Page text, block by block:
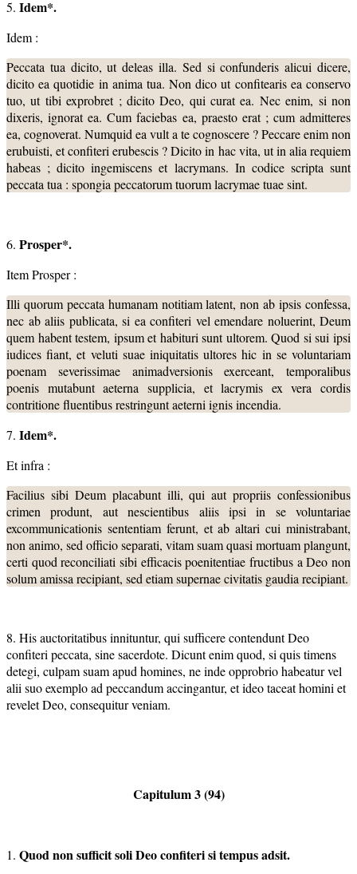
5. Idem*.
Idem :
Peccata tua dicito, ut deleas illa. Sed si confunderis alicui dicere,
dicito ea quotidie in anima tua. Non dico ut confitearis ea conservo
tuo, ut tibi exprobret ; dicito Deo, qui curat ea. Nec enim, si non
dixeris, ignorat ea. Cum faciebas ea, praesto erat ; cum admitteres
ea, cognoverat. Numquid ea vult a te cognoscere ? Peccare enim non
erubuisti, et confiteri erubescis ? Dicito in hac vita, ut in alia requiem
habeas ; dicito ingemiscens et lacrymans. In codice scripta sunt
peccata tua : spongia peccatorum tuorum lacrymae tuae sint.
6. Prosper*.
Item Prosper :
Illi quorum peccata humanam notitiam latent, non ab ipsis confessa,
nec ab aliis publicata, si ea confiteri vel emendare noluerint, Deum
quem habent testem, ipsum et habituri sunt ultorem. Quod si sui ipsi
iudices fiant, et veluti suae iniquitatis ultores hic in se voluntariam
poenam severissimae animadversionis exerceant, temporalibus
poenis mutabunt aeterna supplicia, et lacrymis ex vera cordis
contritione fluentibus restringunt aeterni ignis incendia.
7. Idem*.
Et infra :
Facilius sibi Deum placabunt illi, qui aut propriis confessionibus
crimen produnt, aut nescientibus aliis ipsi in se voluntariae
excommunicationis sententiam ferunt, et ab altari cui ministrabant,
non animo, sed officio separati, vitam suam quasi mortuam plangunt,
certi quod reconciliati sibi efficacis poenitentiae fructibus a Deo non
solum amissa recipiant, sed etiam supernae civitatis gaudia recipiant.
8. His auctoritatibus innituntur, qui sufficere contendunt Deo
confiteri peccata, sine sacerdote. Dicunt enim quod, si quis timens
detegi, culpam suam apud homines, ne inde opprobrio habeatur vel
alii suo exemplo ad peccandum accingantur, et ideo taceat homini et
revelet Deo, consequitur veniam.
Capitulum 3 (94)
1. Quod non sufficit soli Deo confiteri si tempus adsit.